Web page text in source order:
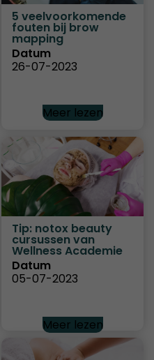
5 veelvoorkomende
fouten bij brow
mapping
Datum
26-07-2023
Meer lezen
Tip: notox beauty
cursussen van
Wellness Academie
Datum
05-07-2023
Meer lezen